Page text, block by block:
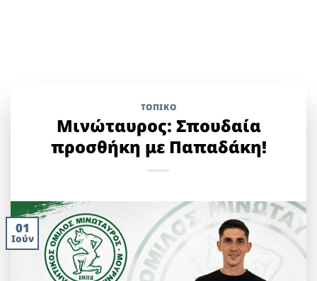
ΤΟΠΙΚΌ
Μινώταυρος: Σπουδαία
προσθήκη με Παπαδάκη!
01
Ιούν